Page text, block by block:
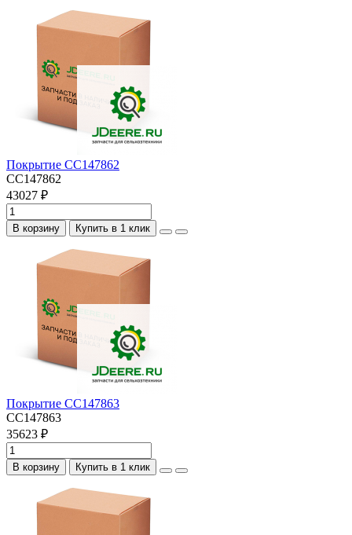
Покрытие CC147862
CC147862
43027 ₽
В корзину Купить в 1 клик
Покрытие CC147863
CC147863
35623 ₽
В корзину Купить в 1 клик